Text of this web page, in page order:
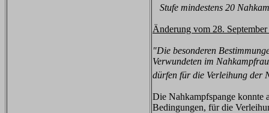
Stufe mindestens 20
Änderung vom 28.
"Die besonderen
Verwundeten im
dürfen für die Verleihung der
Die Nahkampfspange konnte
Bedingungen, für die